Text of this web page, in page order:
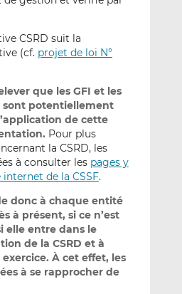
CSRD suit la
(cf. projet de loi N°
que les GFI et les
sont potentiellement
de cette
Pour plus
la CSRD, les
à consulter les pages y
de la CSSF.
donc à chaque entité
à présent, si ce n’est
elle entre dans le
de la CSRD et à
À cet effet, les
à se rapprocher de